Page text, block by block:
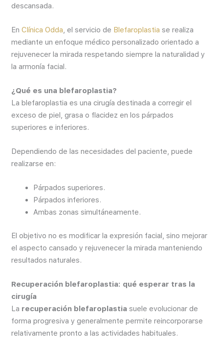
descansada.
En Clínica Odda, el servicio de Blefaroplastia se realiza
mediante un enfoque médico personalizado orientado a
rejuvenecer la mirada respetando siempre la naturalidad y
la armonía facial.
¿Qué es una blefaroplastia?
La blefaroplastia es una cirugía destinada a corregir el
exceso de piel, grasa o flacidez en los párpados
superiores e inferiores.
Dependiendo de las necesidades del paciente, puede
realizarse en:
Párpados superiores.
Párpados inferiores.
Ambas zonas simultáneamente.
El objetivo no es modificar la expresión facial, sino mejorar
el aspecto cansado y rejuvenecer la mirada manteniendo
resultados naturales.
Recuperación blefaroplastia: qué esperar tras la
cirugía
La recuperación blefaroplastia suele evolucionar de
forma progresiva y generalmente permite reincorporarse
relativamente pronto a las actividades habituales.